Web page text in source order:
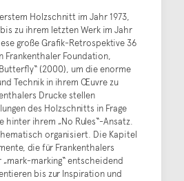
Holzschnitt im Jahr 1973,
zu ihrem letzten Werk im Jahr
große Grafik-Retrospektive 36
Frankenthaler Foundation,
(2000), um die enorme
Technik in ihrem Œuvre zu
Drucke stellen
des Holzschnitts in Frage
hinter ihrem „No Rules“-Ansatz.
organisiert. Die Kapitel
die für Frankenthalers
„mark-marking“ entscheidend
bis zur Inspiration und